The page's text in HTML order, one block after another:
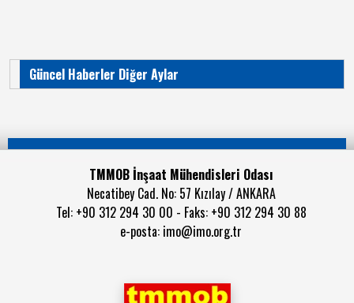
Güncel Haberler Diğer Aylar
TMMOB İnşaat Mühendisleri Odası
Necatibey Cad. No: 57 Kızılay / ANKARA
Tel: +90 312 294 30 00 - Faks: +90 312 294 30 88
e-posta: imo@imo.org.tr